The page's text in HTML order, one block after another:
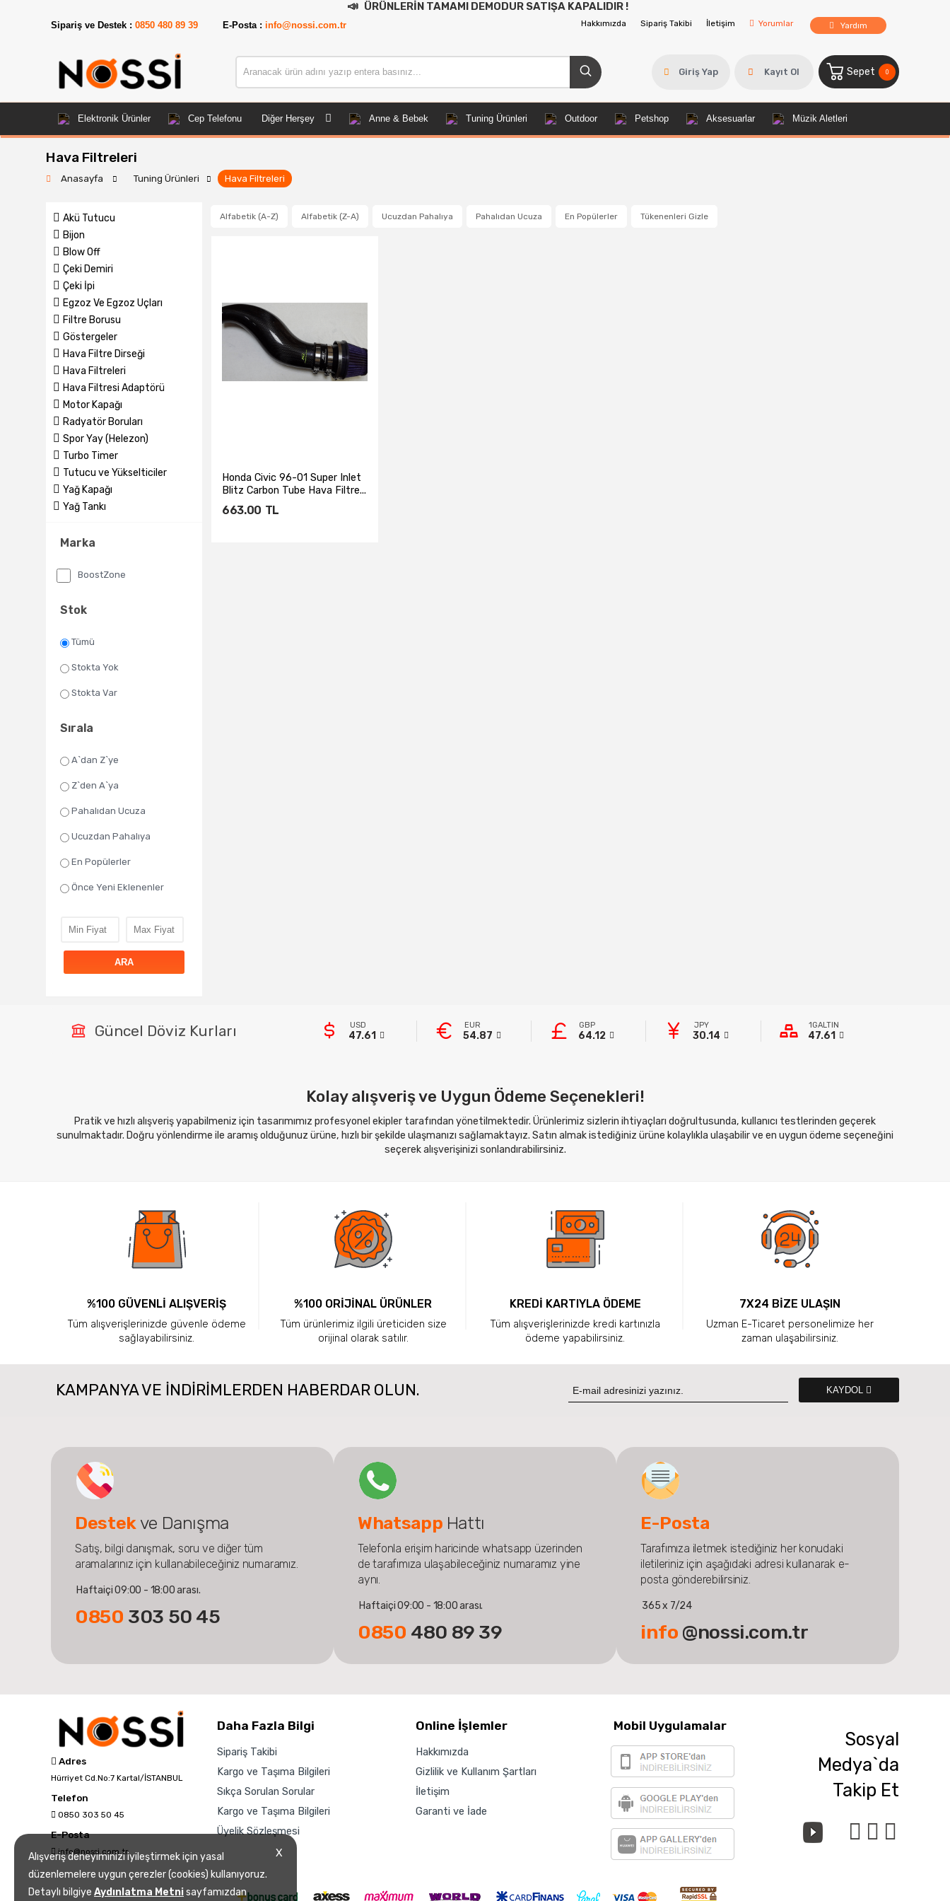
ÜRÜNLERİN TAMAMI DEMODUR SATIŞA KAPALIDIR !
Sipariş ve Destek : 0850 480 89 39 E-Posta :info@nossi.com.tr Hakkımızda Sipariş Takibi İletişim Yorumlar Yardım
Giriş Yap Kayıt Ol Sepet 0
Elektronik Ürünler Cep Telefonu Diğer Herşey Anne & Bebek Tuning Ürünleri Outdoor Petshop Aksesuarlar Müzik Aletleri
Hava Filtreleri
Anasayfa Tuning Ürünleri Hava Filtreleri
Akü Tutucu
Bijon
Blow Off
Çeki Demiri
Çeki İpi
Egzoz Ve Egzoz Uçları
Filtre Borusu
Göstergeler
Hava Filtre Dirseği
Hava Filtreleri
Hava Filtresi Adaptörü
Motor Kapağı
Radyatör Boruları
Spor Yay (Helezon)
Turbo Timer
Tutucu ve Yükselticiler
Yağ Kapağı
Yağ Tankı
Marka
BoostZone
Stok
Tümü
Stokta Yok
Stokta Var
Sırala
A`dan Z`ye
Z`den A`ya
Pahalıdan Ucuza
Ucuzdan Pahalıya
En Popülerler
Önce Yeni Eklenenler
ARA
Alfabetik (A-Z) Alfabetik (Z-A) Ucuzdan Pahalıya Pahalıdan Ucuza En Popülerler Tükenenleri Gizle
Honda Civic 96-01 Super Inlet
Blitz Carbon Tube Hava Filtre...
663.00 TL
Güncel Döviz Kurları USD
47.61
EUR
54.87
GBP
64.12
JPY
30.14
1GALTIN
47.61
Kolay alışveriş ve Uygun Ödeme Seçenekleri!
Pratik ve hızlı alışveriş yapabilmeniz için tasarımımız profesyonel ekipler tarafından yönetilmektedir. Ürünlerimiz sizlerin ihtiyaçları doğrultusunda, kullanıcı testlerinden geçerek
sunulmaktadır. Doğru yönlendirme ile aramış olduğunuz ürüne, hızlı bir şekilde ulaşmanızı sağlamaktayız. Satın almak istediğiniz ürüne kolaylıkla ulaşabilir ve en uygun ödeme seçeneğini
seçerek alışverişinizi sonlandırabilirsiniz.
%100 GÜVENLİ ALIŞVERİŞ
Tüm alışverişlerinizde güvenle ödeme
sağlayabilirsiniz.
%100 ORİJİNAL ÜRÜNLER
Tüm ürünlerimiz ilgili üreticiden size
orijinal olarak satılır.
KREDİ KARTIYLA ÖDEME
Tüm alışverişlerinizde kredi kartınızla
ödeme yapabilirsiniz.
7X24 BİZE ULAŞIN
Uzman E-Ticaret personelimize her
zaman ulaşabilirsiniz.
KAMPANYA VE INDIRIMLERDEN HABERDAR OLUN. KAYDOL
Destek ve Danışma
Satış, bilgi danışmak, soru ve diğer tüm
aramalarınız için kullanabileceğiniz numaramız.
Haftaiçi 09:00 - 18:00 arası.
0850 303 50 45
Whatsapp Hattı
Telefonla erişim haricinde whatsapp üzerinden
de tarafımıza ulaşabileceğiniz numaramız yine
aynı.
Haftaiçi 09:00 - 18:00 arası.
0850 480 89 39
E-Posta
Tarafımıza iletmek istediğiniz her konudaki
iletileriniz için aşağıdaki adresi kullanarak e-
posta gönderebilirsiniz.
365 x 7/24
info @nossi.com.tr
Adres
Hürriyet Cd.No:7 Kartal/İSTANBUL
Telefon
0850 303 50 45
E-Posta
info@nossi.com.tr
Daha Fazla Bilgi
Sipariş Takibi
Kargo ve Taşıma Bilgileri
Sıkça Sorulan Sorular
Kargo ve Taşıma Bilgileri
Üyelik Sözleşmesi
Online İşlemler
Hakkımızda
Gizlilik ve Kullanım Şartları
İletişim
Garanti ve İade
Mobil Uygulamalar
Sosyal
Medya`da
Takip Et
X
Alışveriş deneyiminizi iyileştirmek için yasal
düzenlemelere uygun çerezler (cookies) kullanıyoruz.
Detaylı bilgiye Aydınlatma Metnisayfamızdan